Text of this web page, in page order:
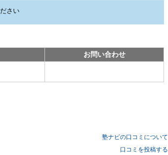
お問い合わせ
塾ナビの口コミについて
口コミを投稿する